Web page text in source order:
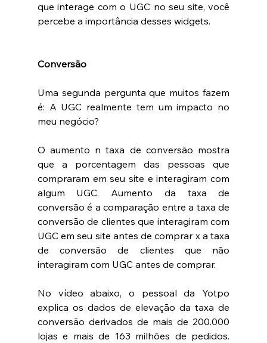
que interage com o UGC no seu site, você
percebe a importância desses widgets.
Conversão
Uma segunda pergunta que muitos fazem
é: A UGC realmente tem um impacto no
meu negócio?
O aumento n taxa de conversão mostra
que a porcentagem das pessoas que
compraram em seu site e interagiram com
algum UGC. Aumento da taxa de
conversão é a comparação entre a taxa de
conversão de clientes que interagiram com
UGC em seu site antes de comprar x a taxa
de conversão de clientes que não
interagiram com UGC antes de comprar.
No vídeo abaixo, o pessoal da Yotpo
explica os dados de elevação da taxa de
conversão derivados de mais de 200.000
lojas e mais de 163 milhões de pedidos.